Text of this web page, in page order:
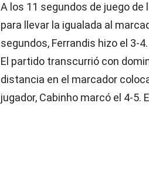
A los 11 segundos de juego de
para llevar la igualada al
segundos, Ferrandis hizo el 3-4.
El partido transcurrió con
distancia en el marcador
jugador, Cabinho marcó el 4-5.